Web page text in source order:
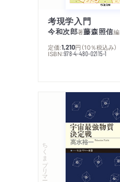
考現学入門
今和次郎著藤森照信編
定価:1,210円 （10％税込み）
ISBN:978-4-480-02115-1
ちくまプリマー新書